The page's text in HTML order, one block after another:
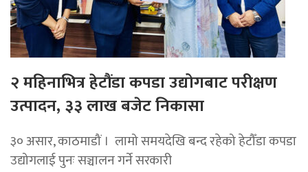
२ महिनाभित्र हेटौंडा कपडा उद्योगबाट परीक्षण
उत्पादन, ३३ लाख बजेट निकासा
३० असार, काठमाडौं । लामो समयदेखि बन्द रहेको हेटौँडा कपडा
उद्योगलाई पुनः सञ्चालन गर्ने सरकारी